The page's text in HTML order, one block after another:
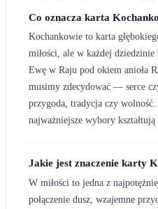
Co oznacza karta
Kochankowie to karta
miłości, ale w każdej
Ewę w Raju pod okiem anioła
musimy zdecydować — serce
przygoda, tradycja czy
najważniejsze wybory kształtują
Jakie jest znaczenie karty
W miłości to jedna z
połączenie dusz, wzajemne